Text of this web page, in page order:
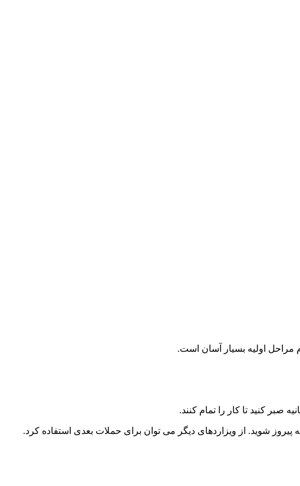
مراحل اولیه بسیار آسان است.
کنید تا کار را تمام کنند.
پیروز شوید. از ویزاردهای دیگر می توان برای حملات بعدی استفاده کرد.